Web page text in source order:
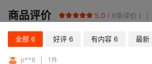
商品评价 5.0 6条评价
全部 6 好评 6 有内容 6 最新
p**6 1件